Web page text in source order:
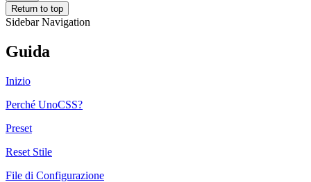
Return to top
Sidebar Navigation
Guida
Inizio
Perché UnoCSS?
Preset
Reset Stile
File di Configurazione